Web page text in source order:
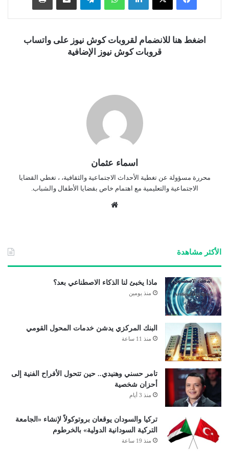
اضغط هنا للانضمام لقروبات كوش نيوز على واتساب
قروبات كوش نيوز الإضافية
اسماء عثمان
محررة مسؤولة عن تغطية الأحداث الاجتماعية والثقافية، ، تغطي القضايا
الاجتماعية والتعليمية مع اهتمام خاص بقضايا الأطفال والشباب.
الأكثر مشاهدة
ماذا يخبئ لنا الذكاء الاصطناعي بعد؟
منذ يومين
البنك المركزي يدشن خدمات المحول القومي
منذ 11 ساعة
تامر حسني وهنيدي.. حين تتحول الأفراح الفنية إلى
أحزان شخصية
منذ 3 أيام
تركيا والسودان يوقعان بروتوكولاً لإنشاء «الجامعة
التركية السودانية الدولية» بالخرطوم
منذ 19 ساعة